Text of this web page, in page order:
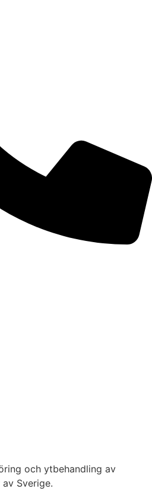
och ytbehandling av
Sverige.